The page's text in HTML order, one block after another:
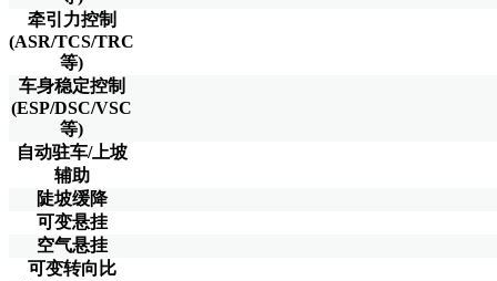
牵引力控制
(ASR/TCS/TRC
等)
车身稳定控制
(ESP/DSC/VSC
等)
自动驻车/上坡
辅助
陡坡缓降
可变悬挂
空气悬挂
可变转向比